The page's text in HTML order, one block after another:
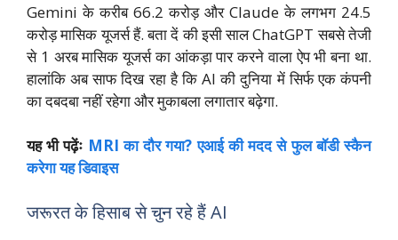
Gemini के करीब 66.2 करोड़ और Claude के लगभग 24.5
करोड़ मासिक यूजर्स हैं. बता दें की इसी साल ChatGPT सबसे तेजी
से 1 अरब मासिक यूजर्स का आंकड़ा पार करने वाला ऐप भी बना था.
हालांकि अब साफ दिख रहा है कि AI की दुनिया में सिर्फ एक कंपनी
का दबदबा नहीं रहेगा और मुकाबला लगातार बढ़ेगा.
यह भी पढ़ेंः MRI का दौर गया? एआई की मदद से फुल बॉडी स्कैन
करेगा यह डिवाइस
जरूरत के हिसाब से चुन रहे हैं AI